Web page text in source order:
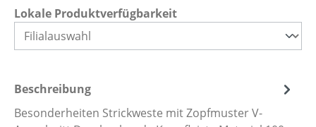
Lokale Produktverfügbarkeit
Beschreibung
Besonderheiten Strickweste mit Zopfmuster V-